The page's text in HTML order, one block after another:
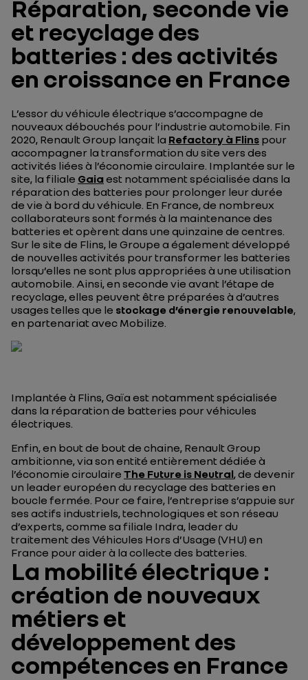
Réparation, seconde vie
et recyclage des
batteries : des activités
en croissance en France
L’essor du véhicule électrique s’accompagne de
nouveaux débouchés pour l’industrie automobile. Fin
2020, Renault Group lançait la Refactory à Flins pour
accompagner la transformation du site vers des
activités liées à l’économie circulaire. Implantée sur le
site, la filiale Gaiaest notamment spécialisée dans la
réparation des batteries pour prolonger leur durée
de vie à bord du véhicule. En France, de nombreux
collaborateurs sont formés à la maintenance des
batteries et opèrent dans une quinzaine de centres.
Sur le site de Flins, le Groupe a également développé
de nouvelles activités pour transformer les batteries
lorsqu’elles ne sont plus appropriées à une utilisation
automobile. Ainsi, en seconde vie avant l’étape de
recyclage, elles peuvent être préparées à d’autres
usages telles que le stockage d’énergie renouvelable,
en partenariat avec Mobilize.
Implantée à Flins, Gaïa est notamment spécialisée
dans la réparation de batteries pour véhicules
électriques.
Enfin, en bout de bout de chaine, Renault Group
ambitionne, via son entité entièrement dédiée à
l’économie circulaire The Future is Neutral, de devenir
un leader européen du recyclage des batteries en
boucle fermée. Pour ce faire, l’entreprise s’appuie sur
ses actifs industriels, technologiques et son réseau
d’experts, comme sa filiale Indra, leader du
traitement des Véhicules Hors d’Usage (VHU) en
France pour aider à la collecte des batteries.
La mobilité électrique :
création de nouveaux
métiers et
développement des
compétences en France